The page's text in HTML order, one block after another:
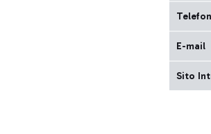
E-mail
Sito